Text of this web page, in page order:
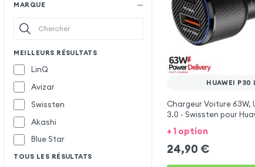
MARQUE
MEILLEURS RÉSULTATS
LinQ
Avizar
Swissten
Akashi
Blue Star
TOUS LES RÉSULTATS
HUAWEI P30
Chargeur Voiture 63W,
3.0 - Swissten pour
+ 1 option
24,90 €